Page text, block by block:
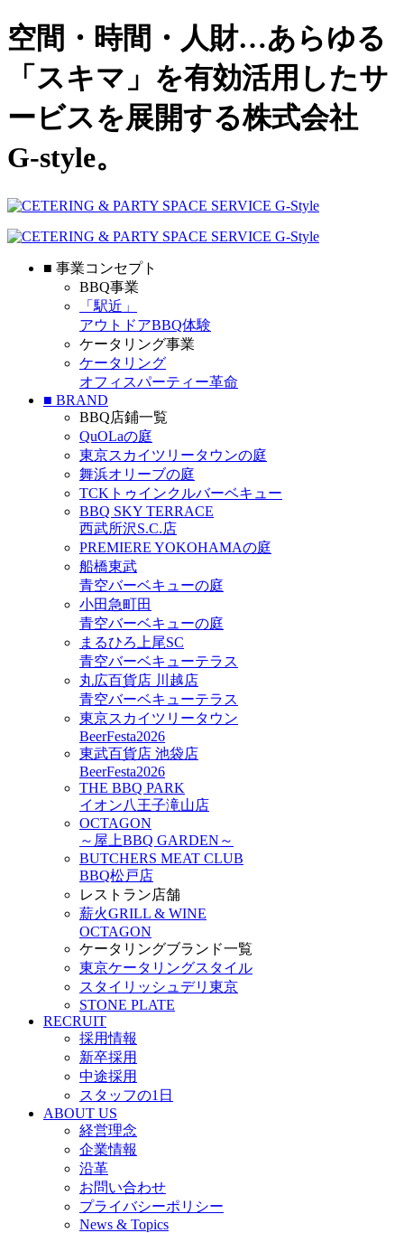
空間・時間・人財…あらゆる
「スキマ」を有効活用したサ
ービスを展開する株式会社
G-style。
■ 事業コンセプト
BBQ事業
「駅近」
アウトドアBBQ体験
ケータリング事業
ケータリング
オフィスパーティー革命
■ BRAND
BBQ店鋪一覧
QuOLaの庭
東京スカイツリータウンの庭
舞浜オリーブの庭
TCKトゥインクルバーベキュー
BBQ SKY TERRACE
西武所沢S.C.店
PREMIERE YOKOHAMAの庭
船橋東武
青空バーベキューの庭
小田急町田
青空バーベキューの庭
まるひろ上尾SC
青空バーベキューテラス
丸広百貨店 川越店
青空バーベキューテラス
東京スカイツリータウン
BeerFesta2026
東武百貨店 池袋店
BeerFesta2026
THE BBQ PARK
イオン八王子滝山店
OCTAGON
～屋上BBQ GARDEN～
BUTCHERS MEAT CLUB
BBQ松戸店
レストラン店舗
薪火GRILL & WINE
OCTAGON
ケータリングブランド一覧
東京ケータリングスタイル
スタイリッシュデリ東京
STONE PLATE
RECRUIT
採用情報
新卒採用
中途採用
スタッフの1日
ABOUT US
経営理念
企業情報
沿革
お問い合わせ
プライバシーポリシー
News & Topics